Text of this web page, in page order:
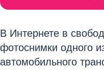
В Интернете в
фотоснимки одного
автомобильного